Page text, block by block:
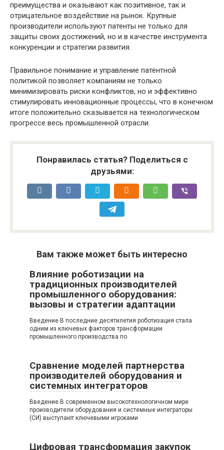
преимущества и оказывают как позитивное, так и
отрицательное воздействие на рынок. Крупные
производители используют патенты не только для
защиты своих достижений, но и в качестве инструмента
конкуренции и стратегии развития.
Правильное понимание и управление патентной
политикой позволяет компаниям не только
минимизировать риски конфликтов, но и эффективно
стимулировать инновационные процессы, что в конечном
итоге положительно сказывается на технологическом
прогрессе весь промышленной отрасли.
Понравилась статья? Поделиться с
друзьями:
Вам также может быть интересно
Влияние роботизации на
традиционных производителей
промышленного оборудования:
вызовы и стратегии адаптации
Введение В последние десятилетия роботизация стала
одним из ключевых факторов трансформации
промышленного производства по
Сравнение моделей партнерства
производителей оборудования и
системных интеграторов
Введение В современном высокотехнологичном мире
производители оборудования и системные интеграторы
(СИ) выступают ключевыми игроками
Цифровая трансформация закупок